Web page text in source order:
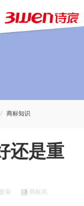
商标知识
还是重
审
商标局